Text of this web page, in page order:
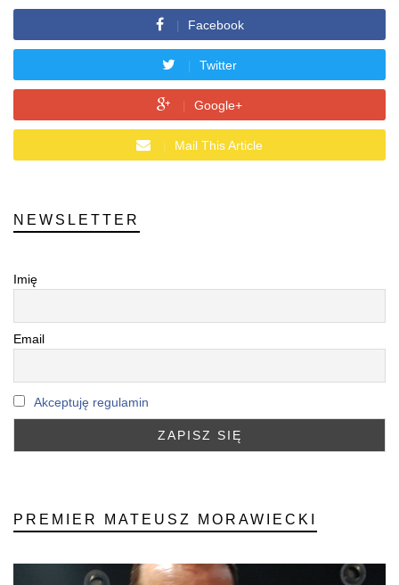
Facebook
Twitter
Google+
Mail This Article
NEWSLETTER
Imię
Email
Akceptuję regulamin
PREMIER MATEUSZ MORAWIECKI